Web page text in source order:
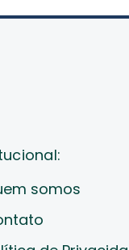
somos